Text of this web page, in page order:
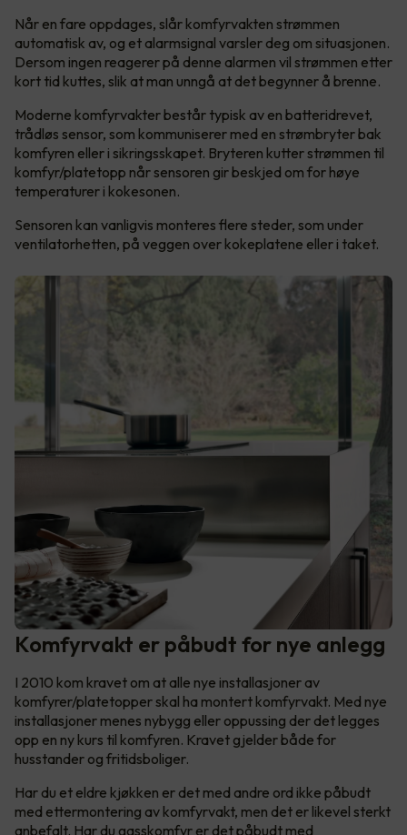
Når en fare oppdages, slår komfyrvakten strømmen
automatisk av, og et alarmsignal varsler deg om situasjonen.
Dersom ingen reagerer på denne alarmen vil strømmen etter
kort tid kuttes, slik at man unngå at det begynner å brenne.
Moderne komfyrvakter består typisk av en batteridrevet,
trådløs sensor, som kommuniserer med en strømbryter bak
komfyren eller i sikringsskapet. Bryteren kutter strømmen til
komfyr/platetopp når sensoren gir beskjed om for høye
temperaturer i kokesonen.
Sensoren kan vanligvis monteres flere steder, som under
ventilatorhetten, på veggen over kokeplatene eller i taket.
Komfyrvakt er påbudt for nye anlegg
I 2010 kom kravet om at alle nye installasjoner av
komfyrer/platetopper skal ha montert komfyrvakt. Med nye
installasjoner menes nybygg eller oppussing der det legges
opp en ny kurs til komfyren. Kravet gjelder både for
husstander og fritidsboliger.
Har du et eldre kjøkken er det med andre ord ikke påbudt
med ettermontering av komfyrvakt, men det er likevel sterkt
anbefalt. Har du gasskomfyr er det påbudt med